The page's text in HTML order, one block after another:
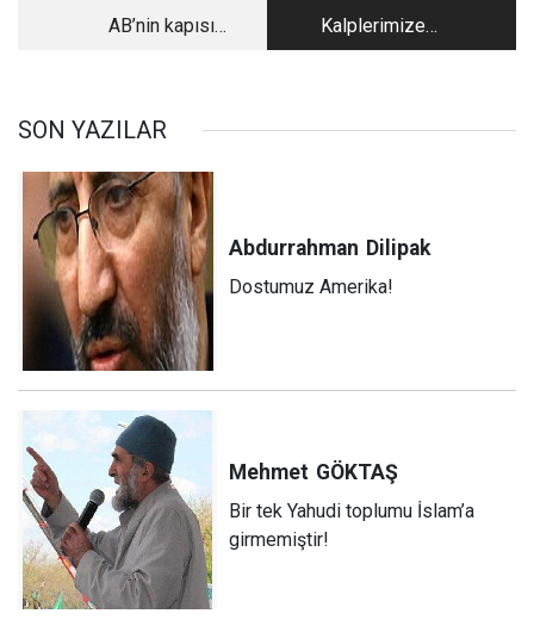
AB’nin kapısı
Kalplerimize
sözümüz geçiyor mu
SON YAZILAR
Abdurrahman Dilipak
Dostumuz Amerika!
Mehmet GÖKTAŞ
Bir tek Yahudi toplumu İslam’a
girmemiştir!